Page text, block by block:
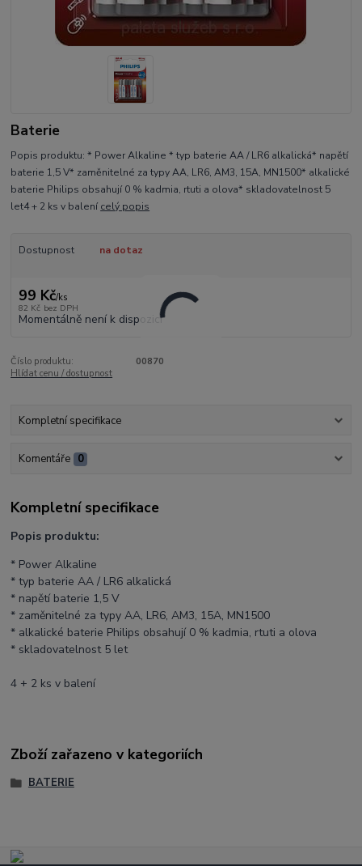
Baterie
Popis produktu: * Power Alkaline * typ baterie AA / LR6 alkalická* napětí
baterie 1,5 V* zaměnitelné za typy AA, LR6, AM3, 15A, MN1500* alkalické
baterie Philips obsahují 0 % kadmia, rtuti a olova* skladovatelnost 5
let4 + 2 ks v balení celý popis
Dostupnost na dotaz
99 Kč/ks
82 Kč bez DPH
Momentálně není k dispozici
Číslo produktu:
00870
Hlídat cenu / dostupnost
Kompletní specifikace
Komentáře 0
Kompletní specifikace
Popis produktu:
* Power Alkaline
* typ baterie AA / LR6 alkalická
* napětí baterie 1,5 V
* zaměnitelné za typy AA, LR6, AM3, 15A, MN1500
* alkalické baterie Philips obsahují 0 % kadmia, rtuti a olova
* skladovatelnost 5 let
4 + 2 ks v balení
Zboží zařazeno v kategoriích
BATERIE